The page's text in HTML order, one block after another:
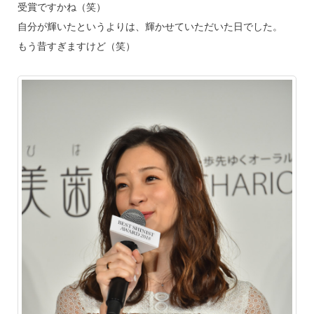
受賞ですかね（笑）
自分が輝いたというよりは、輝かせていただいた日でした。
もう昔すぎますけど（笑）